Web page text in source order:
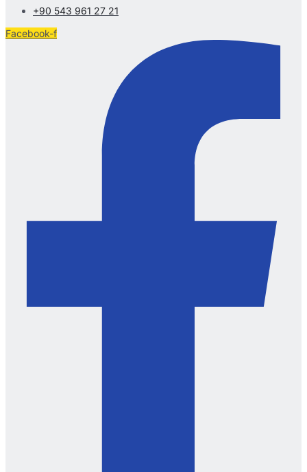
+90 543 961 27 21
Facebook-f